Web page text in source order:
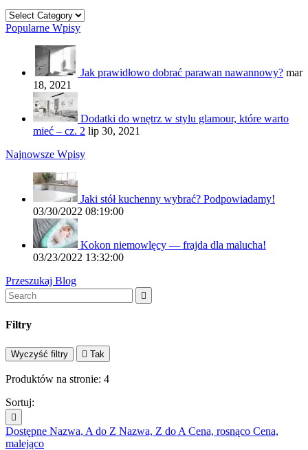
Popularne Wpisy
Jak prawidłowo dobrać parawan nawannowy? mar
18, 2021
Dodatki do wnętrz w stylu glamour, które warto
mieć – cz. 2 lip 30, 2021
Najnowsze Wpisy
Jaki stół kuchenny wybrać? Podpowiadamy!
03/30/2022 08:19:00
Kokon niemowlęcy — frajda dla malucha!
03/23/2022 13:32:00
Przeszukaj Blog

Filtry
Wyczyść filtry  Tak
Produktów na stronie: 4
Sortuj:

Dostępne Nazwa, A do Z Nazwa, Z do A Cena, rosnąco Cena,
malejąco